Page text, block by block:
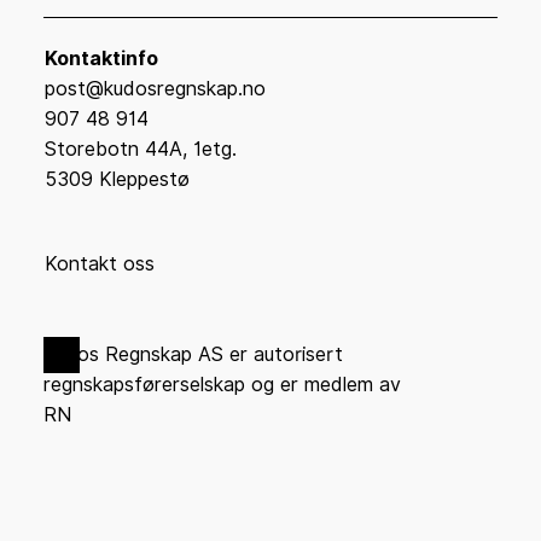
Kontaktinfo
post@kudosregnskap.no
907 48 914
Storebotn 44A, 1etg.
5309 Kleppestø
Kontakt oss
Kudos Regnskap AS er autorisert
regnskapsførerselskap og er medlem av
RN